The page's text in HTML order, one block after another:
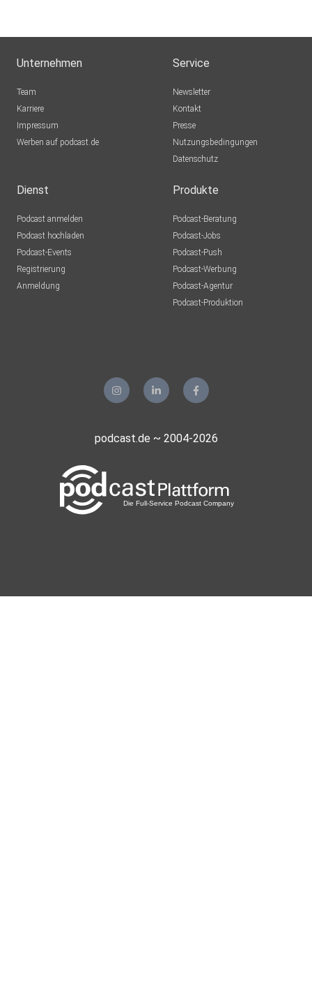
Unternehmen
Team
Karriere
Impressum
Werben auf podcast.de
Service
Newsletter
Kontakt
Presse
Nutzungsbedingungen
Datenschutz
Dienst
Podcast anmelden
Podcast hochladen
Podcast-Events
Registrierung
Anmeldung
Produkte
Podcast-Beratung
Podcast-Jobs
Podcast-Push
Podcast-Werbung
Podcast-Agentur
Podcast-Produktion
podcast.de ~ 2004-2026